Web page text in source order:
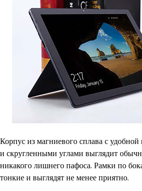
Корпус из магниевого сплава с
и скругленными углами выглядит
никакого лишнего пафоса. Рамки по
тонкие и выглядят не менее приятно.